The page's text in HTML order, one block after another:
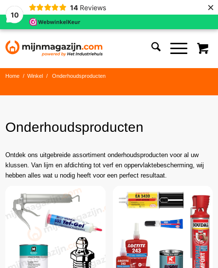
10
14 Reviews ×
Home / Winkel / Onderhoudsproducten
Onderhoudsproducten
Ontdek ons uitgebreide assortiment onderhoudsproducten voor al uw
klussen. Van lijm en afdichting tot verf en oppervlaktebescherming, wij
hebben alles wat u nodig heeft voor een perfect resultaat.